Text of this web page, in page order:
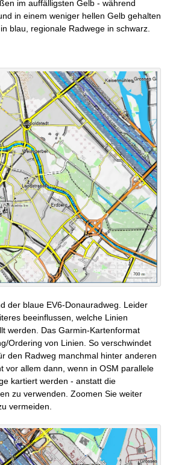
im auffälligsten Gelb - während
in einem weniger hellen Gelb gehalten
blau, regionale Radwege in schwarz.
der blaue EV6-Donauradweg. Leider
beeinflussen, welche Linien
werden. Das Garmin-Kartenformat
Ordering von Linien. So verschwindet
den Radweg manchmal hinter anderen
vor allem dann, wenn in OSM parallele
kartiert werden - anstatt die
zu verwenden. Zoomen Sie weiter
vermeiden.